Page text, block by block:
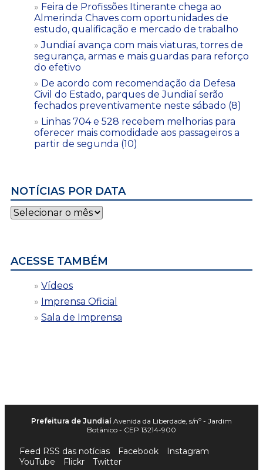
Feira de Profissões Itinerante chega ao
Almerinda Chaves com oportunidades de
estudo, qualificação e mercado de trabalho
Jundiaí avança com mais viaturas, torres de
segurança, armas e mais guardas para reforço
do efetivo
De acordo com recomendação da Defesa
Civil do Estado, parques de Jundiaí serão
fechados preventivamente neste sábado (8)
Linhas 704 e 528 recebem melhorias para
oferecer mais comodidade aos passageiros a
partir de segunda (10)
NOTÍCIAS POR DATA
Notícias
por
ACESSE TAMBÉM
Vídeos
Imprensa Oficial
Sala de Imprensa
Prefeitura de Jundiaí Avenida da Liberdade, s/nº - Jardim
Botânico - CEP 13214-900
Feed RSS das notícias Facebook
Instagram
YouTube
Flickr Twitter